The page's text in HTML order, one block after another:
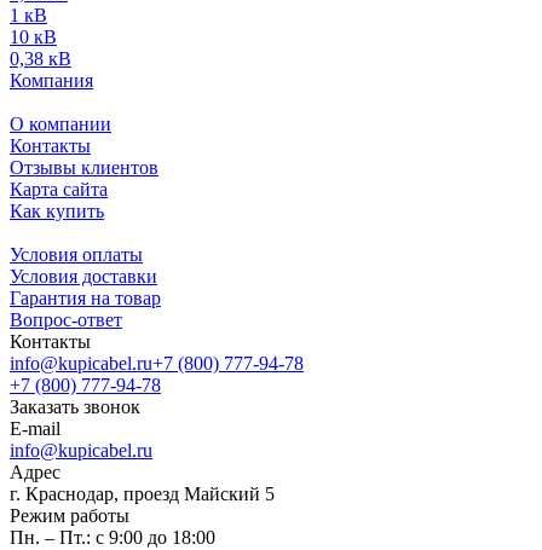
1 кВ
10 кВ
0,38 кВ
Компания
О компании
Контакты
Отзывы клиентов
Карта сайта
Как купить
Условия оплаты
Условия доставки
Гарантия на товар
Вопрос-ответ
Контакты
info@kupicabel.ru+7 (800) 777-94-78
+7 (800) 777-94-78
Заказать звонок
E-mail
info@kupicabel.ru
Адрес
г. Краснодар, проезд Майский 5
Режим работы
Пн. – Пт.: с 9:00 до 18:00